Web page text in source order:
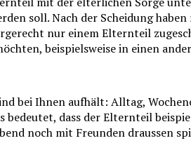
soll. Nach der Scheidung
nur einem Elternteil
beispielsweise in einen
bei Ihnen aufhält: Alltag,
bedeutet, dass der Elternteil
noch mit Freunden draussen